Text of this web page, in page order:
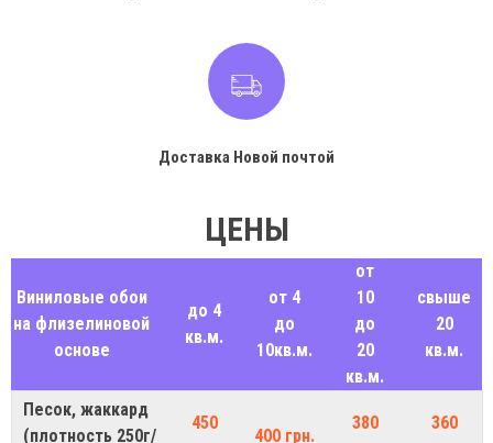
Доставка Новой почтой
ЦЕНЫ
Виниловые обои
на флизелиновой
основе
до 4
кв.м.
от 4
до
10кв.м.
от
10
до
20
кв.м.
свыше
20
кв.м.
Песок, жаккард
(плотность 250г/
450
400 грн.
380
360